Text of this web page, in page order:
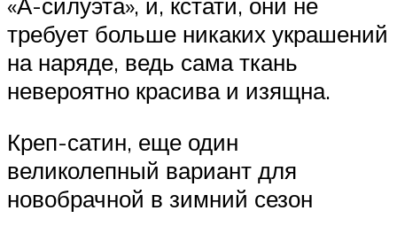
требует больше никаких украшений
на наряде, ведь сама ткань
невероятно красива и изящна.
Креп-сатин, еще один
великолепный вариант для
новобрачной в зимний сезон